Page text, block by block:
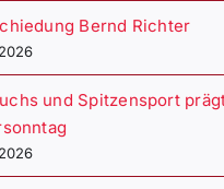
Bernd Richter
und Spitzensport